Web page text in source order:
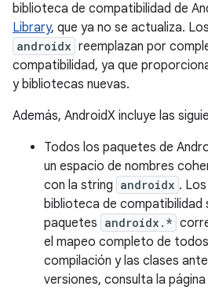
biblioteca de compatibilidad de
Library, que ya no se actualiza.
androidx reemplazan por
compatibilidad, ya que
y bibliotecas nuevas.
Además, AndroidX incluye las
Todos los paquetes de
un espacio de nombres
con la string androidx .
biblioteca de compatibilidad
paquetes androidx.*
el mapeo completo de
compilación y las clases
versiones, consulta la página